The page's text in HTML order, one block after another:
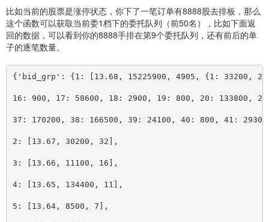
比如当前的股票是涨停状态，你下了一笔订单有8888股去排板，那么
这个函数可以获取当前委1档下的委托队列（前50名），比如下面返
回的数据，可以看到你的8888手排在第9个委托队列，还有前后的单
子的逐笔数量。
{'bid_grp': {1: [ 13.68, 15225900, 4905, {1: 33200,
16: 900, 17: 58600, 18: 2900, 19: 800, 20: 133800,
37: 170200, 38: 166500, 39: 24100, 40: 800, 41:
2: [ 13.67, 30200, 32],
3: [ 13.66, 11100, 16],
4: [ 13.65, 134400, 11],
5: [ 13.64, 8500, 7],